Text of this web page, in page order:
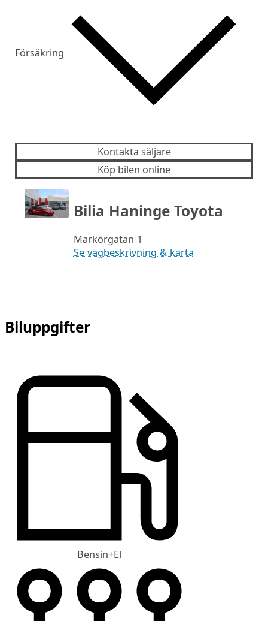
Försäkring
Kontakta säljare
Köp bilen online
Bilia Haninge Toyota
Markörgatan 1
Se vägbeskrivning & karta
Biluppgifter
Bensin+El